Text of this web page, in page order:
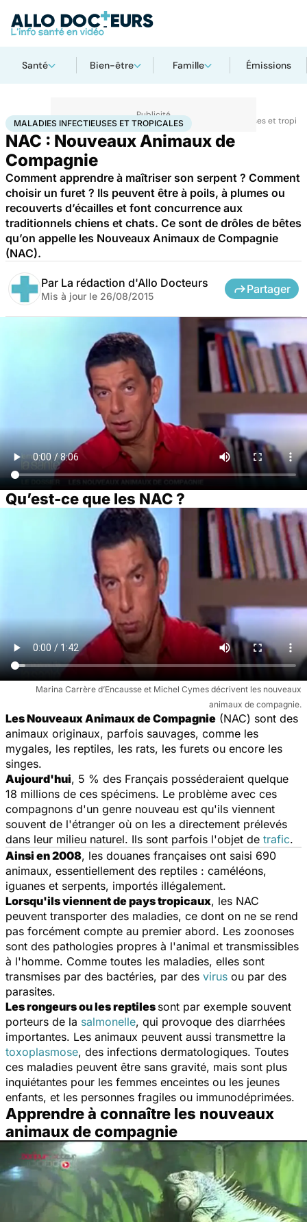
Santé Bien-être Famille Émissions
AccueilSantéMaladiesMaladies infectieusesMaladies infectieuses et
MALADIES INFECTIEUSES ET TROPICALES
NAC : Nouveaux Animaux de
Compagnie
Comment apprendre à maîtriser son serpent ? Comment
choisir un furet ? Ils peuvent être à poils, à plumes ou
recouverts d’écailles et font concurrence aux
traditionnels chiens et chats. Ce sont de drôles de bêtes
qu’on appelle les Nouveaux Animaux de Compagnie
(NAC).
Par La rédaction d'Allo Docteurs
Mis à jour le 26/08/2015
Partager
Qu’est-ce que les NAC ?
Marina Carrère d’Encausse et Michel Cymes décrivent les nouveaux
animaux de compagnie.
Les Nouveaux Animaux de Compagnie (NAC) sont des
animaux originaux, parfois sauvages, comme les
mygales, les reptiles, les rats, les furets ou encore les
singes.
Aujourd'hui, 5 % des Français posséderaient quelque
18 millions de ces spécimens. Le problème avec ces
compagnons d'un genre nouveau est qu'ils viennent
souvent de l'étranger où on les a directement prélevés
dans leur milieu naturel. Ils sont parfois l'objet de trafic.
Ainsi en 2008, les douanes françaises ont saisi 690
animaux, essentiellement des reptiles : caméléons,
iguanes et serpents, importés illégalement.
Lorsqu'ils viennent de pays tropicaux, les NAC
peuvent transporter des maladies, ce dont on ne se rend
pas forcément compte au premier abord. Les zoonoses
sont des pathologies propres à l'animal et transmissibles
à l'homme. Comme toutes les maladies, elles sont
transmises par des bactéries, par des virus ou par des
parasites.
Les rongeurs ou les reptiles sont par exemple souvent
porteurs de la salmonelle, qui provoque des diarrhées
importantes. Les animaux peuvent aussi transmettre la
toxoplasmose, des infections dermatologiques. Toutes
ces maladies peuvent être sans gravité, mais sont plus
inquiétantes pour les femmes enceintes ou les jeunes
enfants, et les personnes fragiles ou immunodéprimées.
Apprendre à connaître les nouveaux
animaux de compagnie